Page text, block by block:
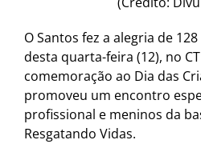
O Santos fez a alegria de
desta quarta-feira (12), no CT
comemoração ao Dia das
promoveu um encontro
profissional e meninos da
Resgatando Vidas.